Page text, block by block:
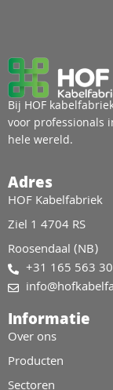
Bij HOF
voor professionals
hele wereld.
Adres
HOF Kabelfabriek
Ziel 1 4704 RS
Roosendaal (NB)
+31 165 563
Informatie
Over ons
Producten